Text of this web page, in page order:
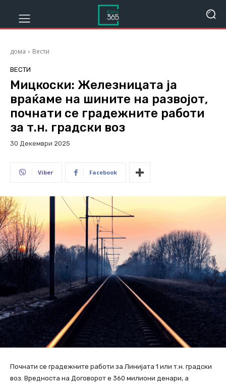
дома Вести
ВЕСТИ
Мицкоски: Железницата ја
враќаме на шините на развојот,
почнати се градежните работи
за т.н. градски воз
30 Декември 2025
Viber Facebook
Почнати се градежните работи за Линијата 1 или т.н. градски
воз. Вредноста на Договорот е 360 милиони денари, а